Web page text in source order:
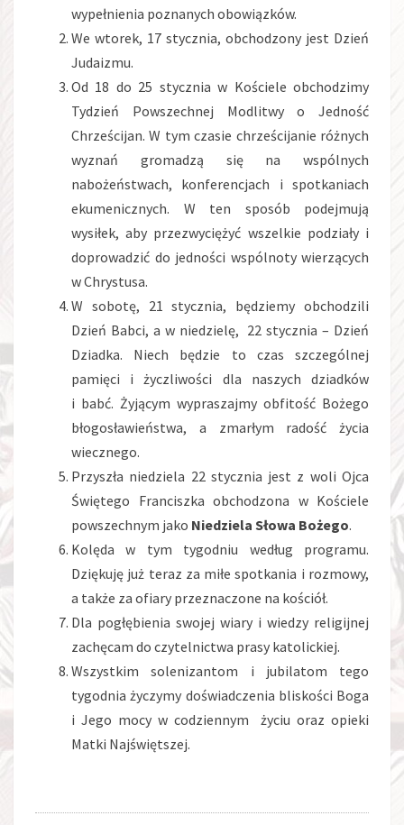
wypełnienia poznanych obowiązków.
We wtorek, 17 stycznia, obchodzony jest Dzień
Judaizmu.
Od 18 do 25 stycznia w Kościele obchodzimy
Tydzień Powszechnej Modlitwy o Jedność
Chrześcijan. W tym czasie chrześcijanie różnych
wyznań gromadzą się na wspólnych
nabożeństwach, konferencjach i spotkaniach
ekumenicznych. W ten sposób podejmują
wysiłek, aby przezwyciężyć wszelkie podziały i
doprowadzić do jedności wspólnoty wierzących
w Chrystusa.
W sobotę, 21 stycznia, będziemy obchodzili
Dzień Babci, a w niedzielę, 22 stycznia – Dzień
Dziadka. Niech będzie to czas szczególnej
pamięci i życzliwości dla naszych dziadków
i babć. Żyjącym wypraszajmy obfitość Bożego
błogosławieństwa, a zmarłym radość życia
wiecznego.
Przyszła niedziela 22 stycznia jest z woli Ojca
Świętego Franciszka obchodzona w Kościele
powszechnym jako Niedziela Słowa Bożego.
Kolęda w tym tygodniu według programu.
Dziękuję już teraz za miłe spotkania i rozmowy,
a także za ofiary przeznaczone na kościół.
Dla pogłębienia swojej wiary i wiedzy religijnej
zachęcam do czytelnictwa prasy katolickiej.
Wszystkim solenizantom i jubilatom tego
tygodnia życzymy doświadczenia bliskości Boga
i Jego mocy w codziennym życiu oraz opieki
Matki Najświętszej.